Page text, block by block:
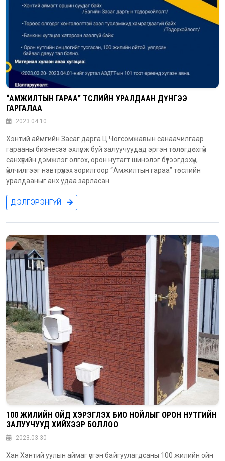
“АМЖИЛТЫН ГАРАА” ТӨСЛИЙН УРАЛДААН ДҮНГЭЭ
ГАРГАЛАА
2023.04.10
Хэнтий аймгийн Засаг дарга Ц.Чогсомжавын санаачилгаар
гарааны бизнесээ эхлүүлж буй залуучуудад эргэн төлөгдөхгүй
санхүүгийн дэмжлэг олгох, орон нутагт шинэлэг бүтээгдэхүүн,
үйлчилгээг нэвтрүүлэх зорилгоор “Амжилтын гараа” төслийн
уралдааныг анх удаа зарласан.
ДЭЛГЭРЭНГҮЙ
100 ЖИЛИЙН ОЙД ХЭРЭГЛЭХ БИО НОЙЛЫГ ОРОН НУТГИЙН
ЗАЛУУЧУУД ХИЙХЭЭР БОЛЛОО
2023.03.30
Хан Хэнтий уулын аймаг үүсгэн байгуулагдсаны 100 жилийн ойн